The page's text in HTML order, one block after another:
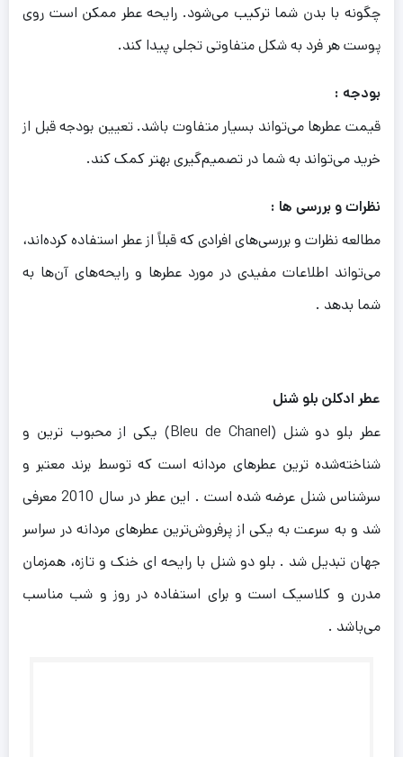
چگونه با بدن شما ترکیب می‌شود. رایحه عطر ممکن است روی
پوست هر فرد به شکل متفاوتی تجلی پیدا کند.
بودجه :
قیمت عطرها می‌تواند بسیار متفاوت باشد. تعیین بودجه قبل از
خرید می‌تواند به شما در تصمیم‌گیری بهتر کمک کند.
نظرات و بررسی‌ ها :
مطالعه نظرات و بررسی‌های افرادی که قبلاً از عطر استفاده کرده‌اند،
می‌تواند اطلاعات مفیدی در مورد عطرها و رایحه‌های آن‌ها به
شما بدهد .
عطر ادکلن بلو شنل
عطر بلو دو شنل (Bleu de Chanel) یکی از محبوب‌ ترین و
شناخته‌شده‌ ترین عطرهای مردانه است که توسط برند معتبر و
سرشناس شنل عرضه شده است . این عطر در سال 2010 معرفی
شد و به سرعت به یکی از پرفروش‌ترین عطرهای مردانه در سراسر
جهان تبدیل شد . بلو دو شنل با رایحه‌ ای خنک و تازه، همزمان
مدرن و کلاسیک است و برای استفاده در روز و شب مناسب
می‌باشد .